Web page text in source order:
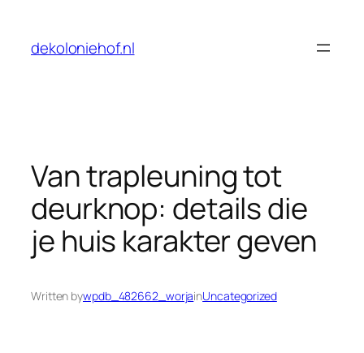
content
dekoloniehof.nl
Van trapleuning tot
deurknop: details die
je huis karakter geven
Written bywpdb_482662_worjainUncategorized